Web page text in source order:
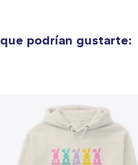
que podrían gustarte: